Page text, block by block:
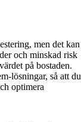
men det kan
och minskad risk
på bostaden.
lösningar, så att du
optimera